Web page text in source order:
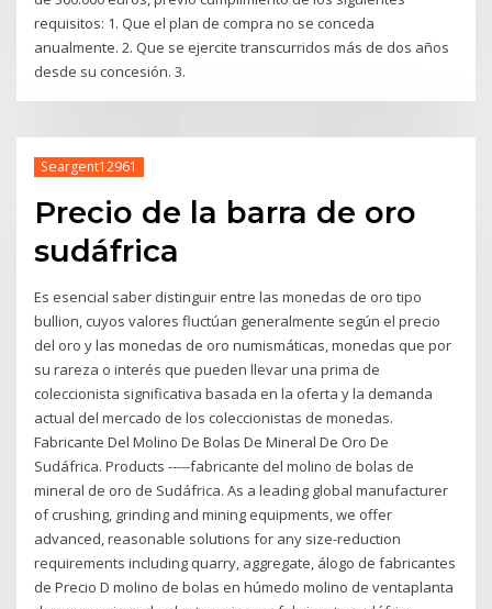
requisitos: 1. Que el plan de compra no se conceda
anualmente. 2. Que se ejercite transcurridos más de dos años
desde su concesión. 3.
Seargent12961
Precio de la barra de oro
sudáfrica
Es esencial saber distinguir entre las monedas de oro tipo
bullion, cuyos valores fluctúan generalmente según el precio
del oro y las monedas de oro numismáticas, monedas que por
su rareza o interés que pueden llevar una prima de
coleccionista significativa basada en la oferta y la demanda
actual del mercado de los coleccionistas de monedas.
Fabricante Del Molino De Bolas De Mineral De Oro De
Sudáfrica. Products -----fabricante del molino de bolas de
mineral de oro de Sudáfrica. As a leading global manufacturer
of crushing, grinding and mining equipments, we offer
advanced, reasonable solutions for any size-reduction
requirements including quarry, aggregate, álogo de fabricantes
de Precio D molino de bolas en húmedo molino de ventaplanta